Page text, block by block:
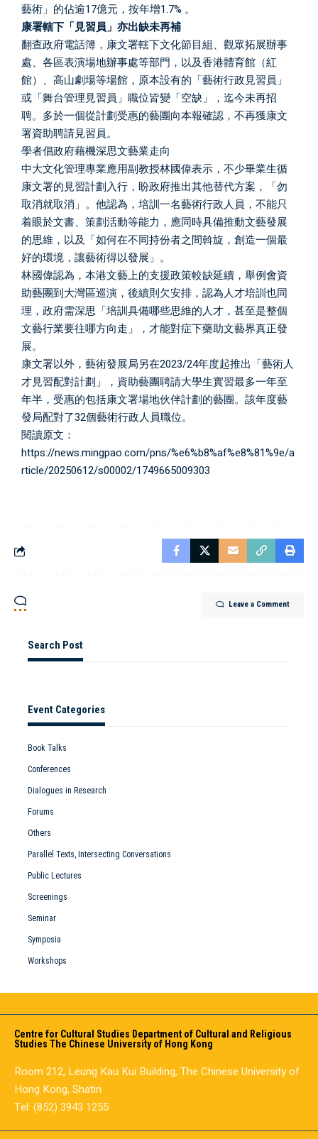
藝術」的佔逾17億元，按年增1.7% 。
康署轄下「見習員」亦出缺未再補
翻查政府電話簿，康文署轄下文化節目組、觀眾拓展辦事
處、各區表演場地辦事處等部門，以及香港體育館（紅
館）、高山劇場等場館，原本設有的「藝術行政見習員」
或「舞台管理見習員」職位皆變「空缺」，迄今未再招
聘。多於一個從計劃受惠的藝團向本報確認，不再獲康文
署資助聘請見習員。
學者倡政府藉機深思文藝業走向
中大文化管理專業應用副教授林國偉表示，不少畢業生循
康文署的見習計劃入行，盼政府推出其他替代方案，「勿
取消就取消」。他認為，培訓一名藝術行政人員，不能只
着眼於文書、策劃活動等能力，應同時具備推動文藝發展
的思維，以及「如何在不同持份者之間斡旋，創造一個最
好的環境，讓藝術得以發展」。
林國偉認為，本港文藝上的支援政策較缺延續，舉例會資
助藝團到大灣區巡演，後續則欠安排，認為人才培訓也同
理，政府需深思「培訓具備哪些思維的人才，甚至是整個
文藝行業要往哪方向走」，才能對症下藥助文藝界真正發
展。
康文署以外，藝術發展局另在2023/24年度起推出「藝術人
才見習配對計劃」，資助藝團聘請大學生實習最多一年至
年半，受惠的包括康文署場地伙伴計劃的藝團。該年度藝
發局配對了32個藝術行政人員職位。
閱讀原文：
https://news.mingpao.com/pns/%e6%b8%af%e8%81%9e/a
rticle/20250612/s00002/1749665009303
Leave a Comment
Search Post
Event Categories
Book Talks
Conferences
Dialogues in Research
Forums
Others
Parallel Texts, Intersecting Conversations
Public Lectures
Screenings
Seminar
Symposia
Workshops
Centre for Cultural Studies Department of Cultural and Religious
Studies The Chinese University of Hong Kong
Room 212, Leung Kau Kui Building, The Chinese University of
Hong Kong, Shatin
Tel: (852) 3943 1255